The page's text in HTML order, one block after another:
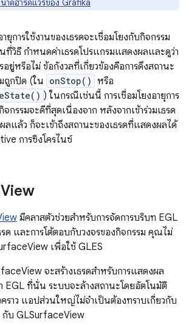
ดฮาร์ดแวร์ของ Grafika
ยุการใช้งานของเธรดจะเชื่อมโยงกับกิจกรรม
วิธี กำหนดค่าเธรดโปรแกรมแสดงผลและดูว่า
อยู่หรือไม่ ข้อกังวลที่เกี่ยวข้องคือการดึงสถานะ
ถูกปิด (ใน onStop() หรือ
) ในกรณีเช่นนี้ การเชื่อมโยงอายุการ
กรรมจะดีที่สุดเนื่องจาก หลังจากเข้าร่วมเธรด
ลแล้ว ก็จะเข้าถึงสถานะของเธรดที่แสดงผลได้
การซิงโครไนซ์
View
มีคลาสตัวช่วยสำหรับการจัดการบริบท EGL
รด และการโต้ตอบกับวงจรของกิจกรรม คุณไม่
เพื่อใช้ GLES
จะสร้างเธรดสำหรับการแสดงผล
EGL ที่นั่น ระบบจะล้างสถานะโดยอัตโนมัติ
ราว แอปส่วนใหญ่ไม่จำเป็นต้องทราบเกี่ยวกับ
กับ GLSurfaceView